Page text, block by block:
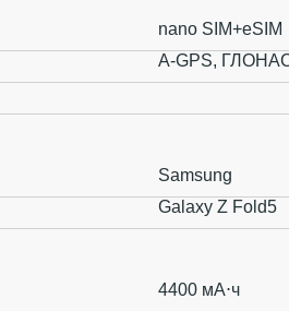
nano SIM+eSIM
A-GPS,
Samsung
Galaxy Z Fold5
4400 мА⋅ч